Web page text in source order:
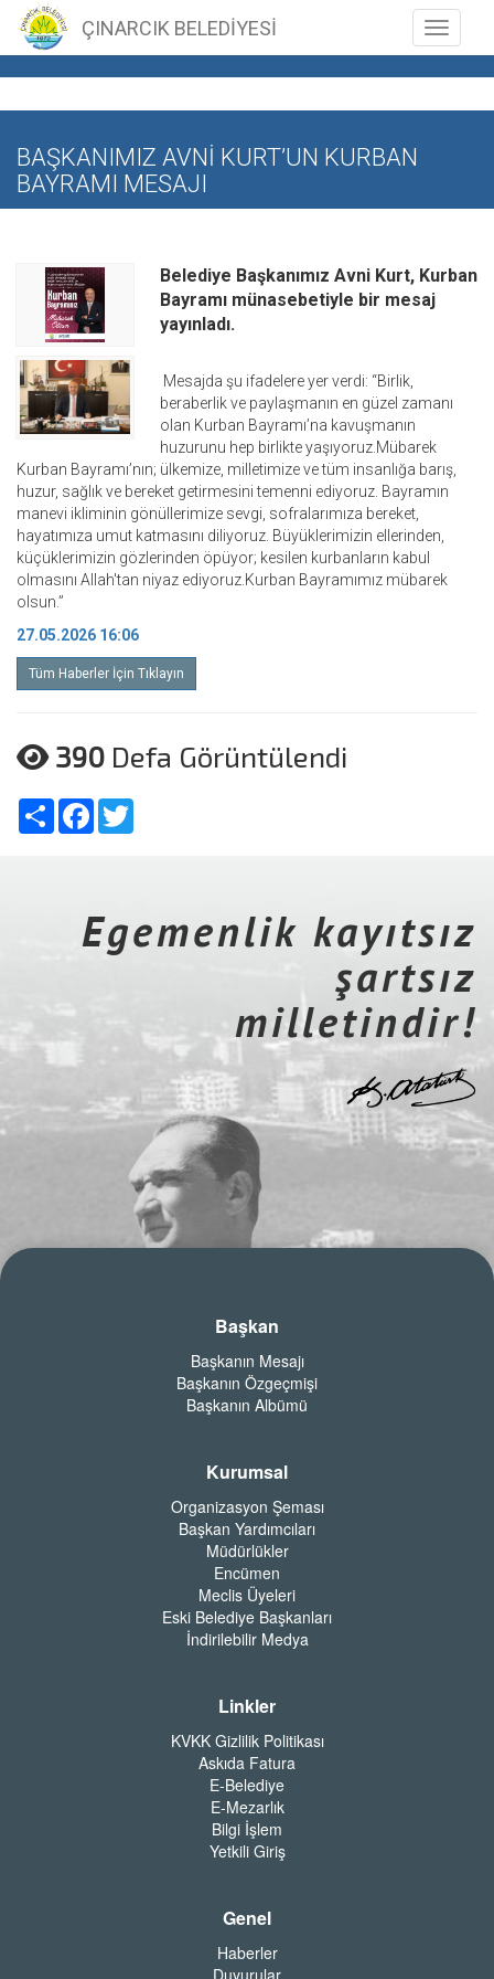
Toggle
ÇINARCIK BELEDİYESİ
BAŞKANIMIZ AVNİ KURT’UN KURBAN
BAYRAMI MESAJI
Belediye Başkanımız Avni Kurt, Kurban
Bayramı münasebetiyle bir mesaj
yayınladı.
Mesajda şu ifadelere yer verdi: “Birlik,
beraberlik ve paylaşmanın en güzel zamanı
olan Kurban Bayramı’na kavuşmanın
huzurunu hep birlikte yaşıyoruz.Mübarek
Kurban Bayramı’nın; ülkemize, milletimize ve tüm insanlığa barış,
huzur, sağlık ve bereket getirmesini temenni ediyoruz. Bayramın
manevi ikliminin gönüllerimize sevgi, sofralarımıza bereket,
hayatımıza umut katmasını diliyoruz. Büyüklerimizin ellerinden,
küçüklerimizin gözlerinden öpüyor; kesilen kurbanların kabul
olmasını Allah'tan niyaz ediyoruz.Kurban Bayramımız mübarek
olsun.”
27.05.2026 16:06
Tüm Haberler İçin Tıklayın
390 Defa Görüntülendi
Share Facebook
Egemenlik kayıtsız
şartsız
milletindir!
Başkan
Başkanın Mesajı
Başkanın Özgeçmişi
Başkanın Albümü
Kurumsal
Organizasyon Şeması
Başkan Yardımcıları
Müdürlükler
Encümen
Meclis Üyeleri
Eski Belediye Başkanları
İndirilebilir Medya
Linkler
KVKK Gizlilik Politikası
Askıda Fatura
E-Belediye
E-Mezarlık
Bilgi İşlem
Yetkili Giriş
Genel
Haberler
Duyurular